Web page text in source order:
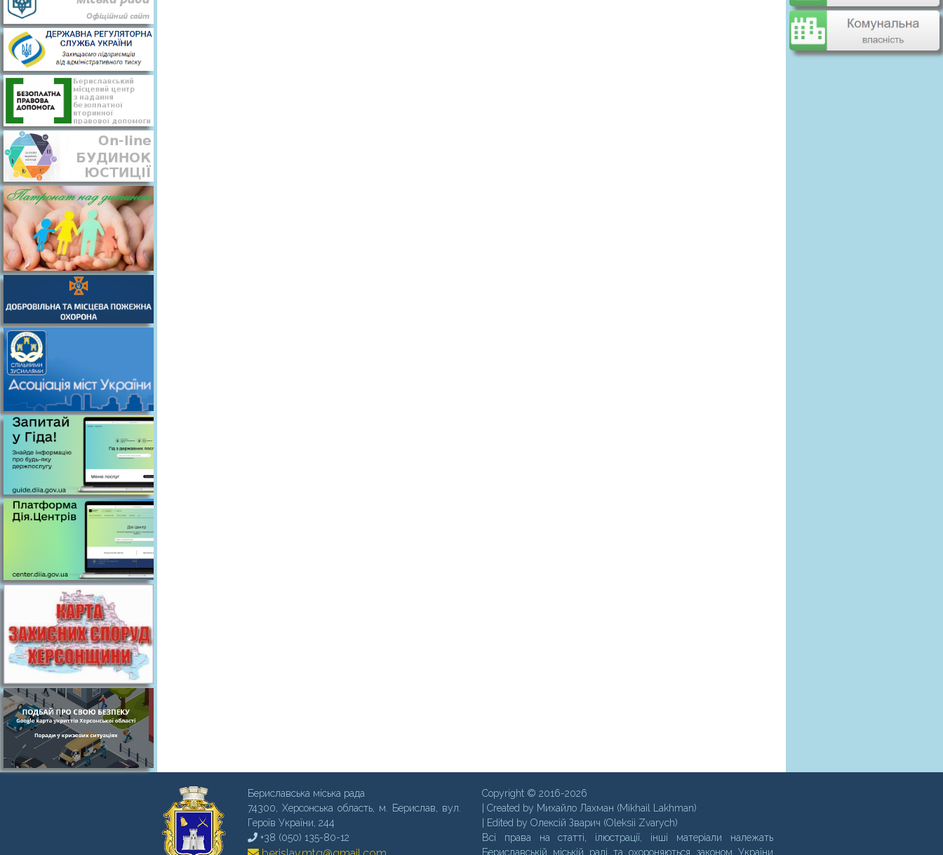
Бериславська міська рада
74300, Херсонська область, м. Бериcлав, вул.
Героїв України, 244
+38 (050) 135-80-12
Copyright © 2016-2026
| Created by Михайло Лахман (Mikhail Lakhman)
| Edited by Олексій Зварич (Oleksii Zvarych)
Всі права на статті, ілюстрації, інші матеріали належать
Бериславській міській раді та охороняються законом України